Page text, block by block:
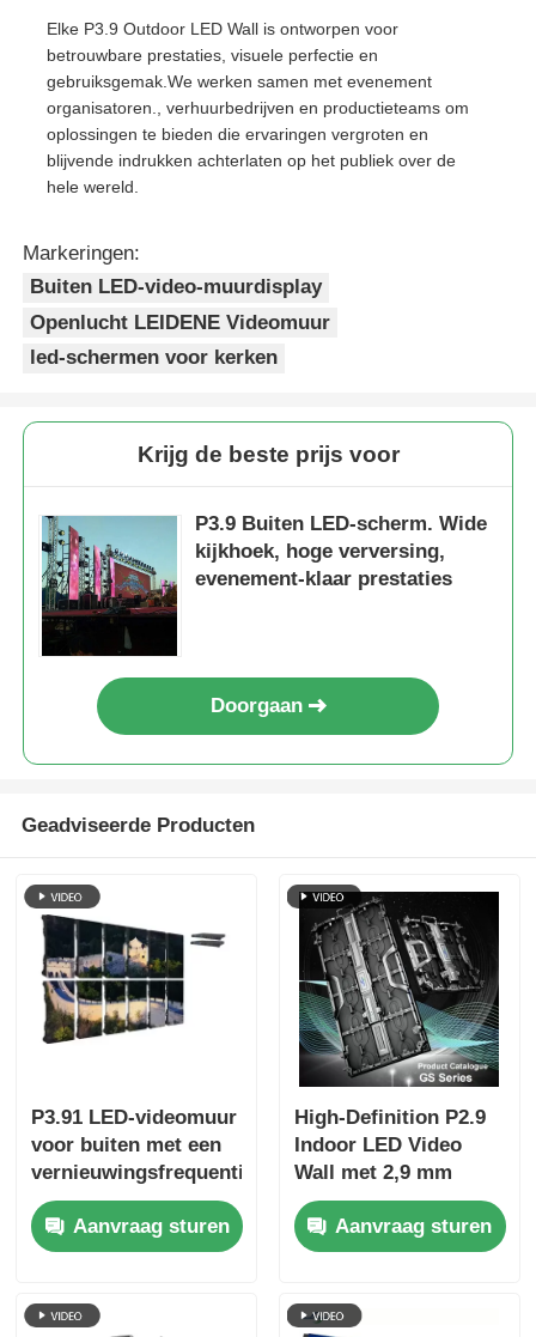
Elke P3.9 Outdoor LED Wall is ontworpen voor
betrouwbare prestaties, visuele perfectie en
gebruiksgemak.We werken samen met evenement
organisatoren., verhuurbedrijven en productieteams om
oplossingen te bieden die ervaringen vergroten en
blijvende indrukken achterlaten op het publiek over de
hele wereld.
Markeringen:
Buiten LED-video-muurdisplay
Openlucht LEIDENE Videomuur
led-schermen voor kerken
Krijg de beste prijs voor
P3.9 Buiten LED-scherm. Wide
kijkhoek, hoge verversing,
evenement-klaar prestaties
Doorgaan
Geadviseerde Producten
P3.91 LED-videomuur
voor buiten met een
vernieuwingsfrequentie
van 7680 Hz,
kleurendisplay en
IP65-bescherming
podiumevenementen
Aanvraag sturen
High-Definition P2.9
Indoor LED Video
Wall met 2,9 mm
Pixel Pitch 3840 Hz
Refresh Rate en
4500cd/sqm
Aanvraag sturen